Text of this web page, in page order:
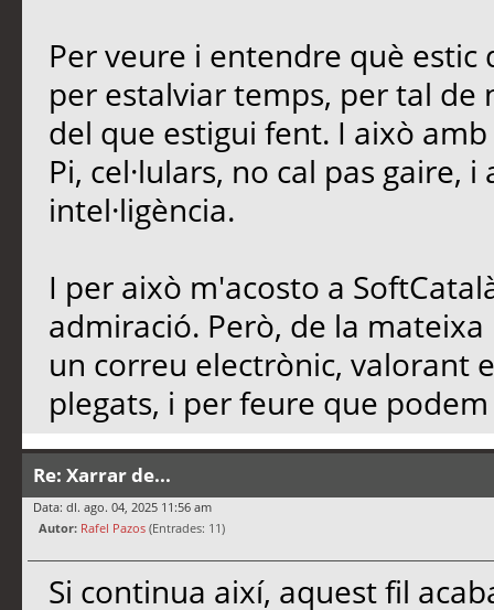
Per veure i entendre què
per estalviar temps, per tal
del que estigui fent. I això
Pi, cel·lulars, no cal pas gaire,
intel·ligència.
I per això m'acosto a
admiració. Però, de la
un correu electrònic, valorant
plegats, i per feure que
Re: Xarrar de...
Data: dl. ago. 04, 2025 11:56 am
Autor: Rafel Pazos (Entrades: 11)
Si continua així, aquest fil